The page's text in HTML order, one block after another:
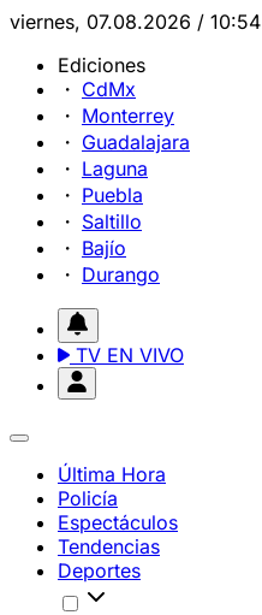
viernes, 07.08.2026 / 10:54
Ediciones
CdMx
Monterrey
Guadalajara
Laguna
Puebla
Saltillo
Bajío
Durango
TV EN VIVO
Última Hora
Policía
Espectáculos
Tendencias
Deportes